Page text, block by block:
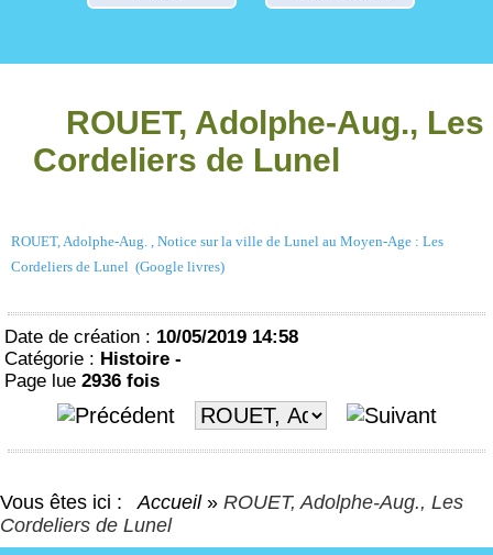
ROUET, Adolphe-Aug., Les
Cordeliers de Lunel
ROUET, Adolphe-Aug. , Notice sur la ville de Lunel au Moyen-Age : Les
Cordeliers de Lunel (Google livres)
Date de création : 10/05/2019 14:58
Catégorie : Histoire -
Page lue 2936 fois
Vous êtes ici : Accueil » ROUET, Adolphe-Aug., Les
Cordeliers de Lunel